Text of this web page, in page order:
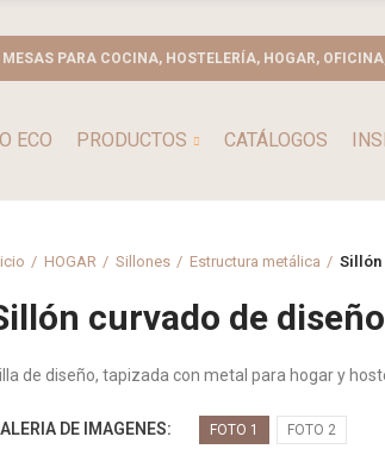
PARA COCINA, HOSTELERÍA, HOGAR,
ECO PRODUCTOS CATÁLOGOS
HOGAR Sillones Estructura metálica Sillón
curvado de
de diseño, tapizada con metal para hogar y
DE IMAGENES FOTO 1 FOTO 2